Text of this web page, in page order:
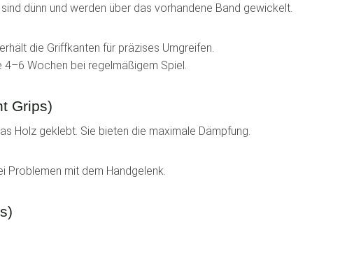
dünn und werden über das vorhandene Band gewickelt.
die Griffkanten für präzises Umgreifen.
4–6 Wochen bei regelmäßigem Spiel.
Grips)
Holz geklebt. Sie bieten die maximale Dämpfung.
Problemen mit dem Handgelenk.